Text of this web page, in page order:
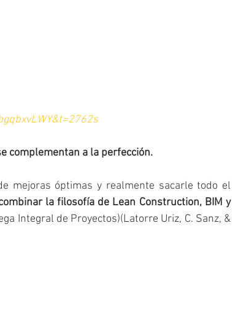
complementan a la perfección.
mejoras óptimas y realmente sacarle todo el
la filosofía de Lean Construction, BIM y
Integral de Proyectos)(Latorre Uriz, C. Sanz, &